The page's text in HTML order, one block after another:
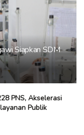
Siapkan SDM
PNS, Akselerasi
Publik